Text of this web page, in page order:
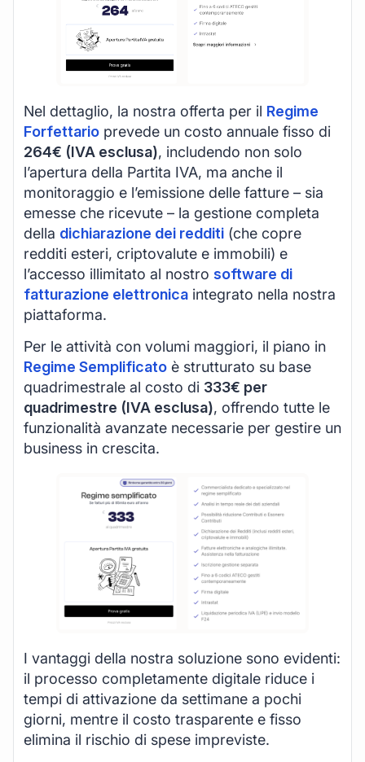
Nel dettaglio, la nostra offerta per il Regime
Forfettario prevede un costo annuale fisso di
264€ (IVA esclusa), includendo non solo
l’apertura della Partita IVA, ma anche il
monitoraggio e l’emissione delle fatture – sia
emesse che ricevute – la gestione completa
della dichiarazione dei redditi (che copre
redditi esteri, criptovalute e immobili) e
l’accesso illimitato al nostro software di
fatturazione elettronica integrato nella nostra
piattaforma.
Per le attività con volumi maggiori, il piano in
Regime Semplificato è strutturato su base
quadrimestrale al costo di 333€ per
quadrimestre (IVA esclusa), offrendo tutte le
funzionalità avanzate necessarie per gestire un
business in crescita.
I vantaggi della nostra soluzione sono evidenti:
il processo completamente digitale riduce i
tempi di attivazione da settimane a pochi
giorni, mentre il costo trasparente e fisso
elimina il rischio di spese impreviste.